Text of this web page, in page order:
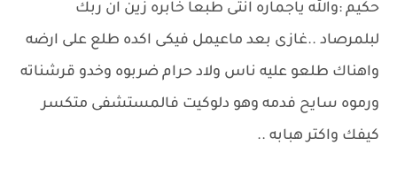
حكيم :والله ياجماره انتى طبعا خابره زين ان ربك
لبلمرصاد ..غازى بعد ماعيمل فيكى اكده طلع على ارضه
واهناك طلعو عليه ناس ولاد حرام ضربوه وخدو قرشناته
ورموه سايح فدمه وهو دلوكيت فالمستشفى متكسر
كيفك واكتر هبابه ..